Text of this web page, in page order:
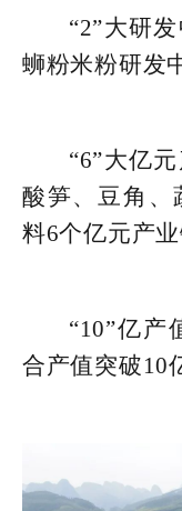
“2”大研
蛳粉米粉研发
“6”大亿
酸笋、豆角、
料6个亿元产业
“10”亿产
合产值突破10